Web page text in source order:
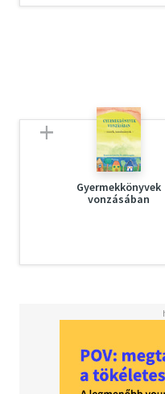
Gyermekkönyvek
vonzásában